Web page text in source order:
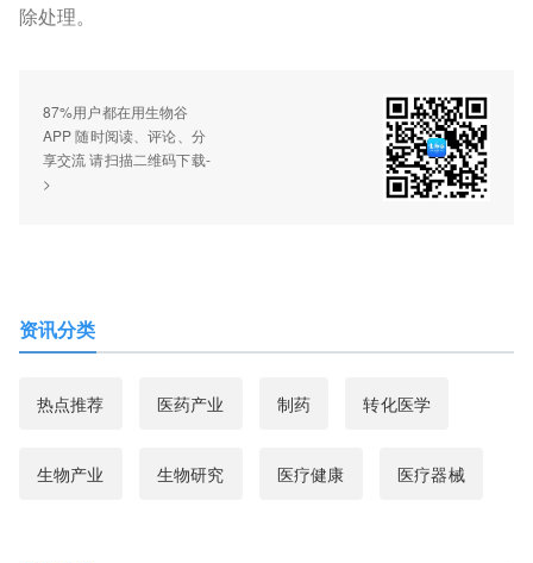
除处理。
87%用户都在用生物谷
APP 随时阅读、评论、分
享交流 请扫描二维码下载-
>
资讯分类
热点推荐 医药产业 制药 转化医学
生物产业 生物研究 医疗健康 医疗器械